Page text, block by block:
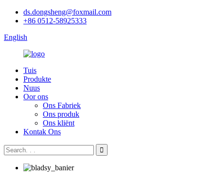
ds.dongsheng@foxmail.com
+86 0512-58925333
English
Tuis
Produkte
Nuus
Oor ons
Ons Fabriek
Ons produk
Ons kliënt
Kontak Ons